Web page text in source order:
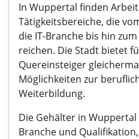
In Wuppertal finden
Tätigkeitsbereiche, die
die IT-Branche bis hin
reichen. Die Stadt bietet
Quereinsteiger
Möglichkeiten zur
Weiterbildung.
Die Gehälter in
Branche und